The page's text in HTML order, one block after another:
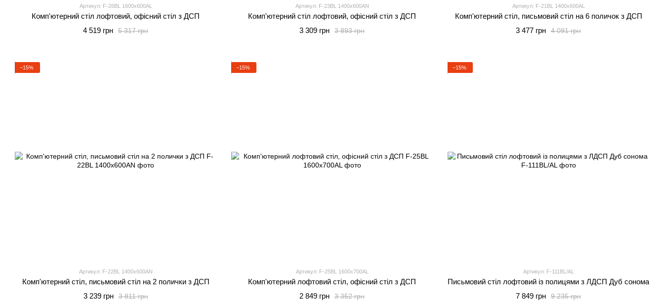
Артикул: F-26BL 1600x600AL
Комп'ютерний стіл лофтовий, офісний стіл з ДСП
5 317 грн
4 519 грн
Артикул: F-23BL 1400x600AN
Комп'ютерний стіл лофтовий, офісний стіл з ДСП
3 893 грн
3 309 грн
Артикул: F-21BL 1400x600AL
Комп'ютерний стіл, письмовий стіл на 6 поличок з ДСП
4 091 грн
3 477 грн
−15%
Артикул: F-22BL 1400x600AN
Комп'ютерний стіл, письмовий стіл на 2 полички з ДСП
3 811 грн
3 239 грн
−15%
Артикул: F-25BL 1600x700AL
Комп'ютерний лофтовий стіл, офісний стіл з ДСП
3 352 грн
2 849 грн
−15%
Артикул: F-111BL/AL
Письмовий стіл лофтовий із полицями з ЛДСП Дуб сонома
9 235 грн
7 849 грн